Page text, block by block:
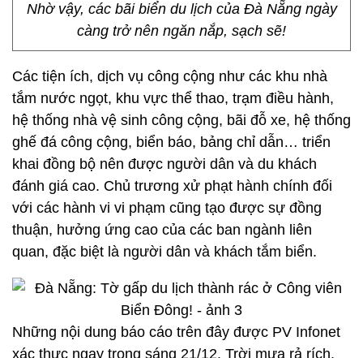
Nhờ vậy, các bãi biển du lịch của Đà Nẵng ngày
càng trở nên ngăn nắp, sạch sẽ!
Các tiện ích, dịch vụ công cộng như các khu nhà
tắm nước ngọt, khu vực thể thao, trạm điều hành,
hệ thống nhà vệ sinh công cộng, bãi đỗ xe, hệ thống
ghế đá công cộng, biển báo, bảng chỉ dẫn… triển
khai đồng bộ nên được người dân và du khách
đánh giá cao. Chủ trương xử phạt hành chính đối
với các hành vi vi phạm cũng tạo được sự đồng
thuận, hưởng ứng cao của các ban ngành liên
quan, đặc biệt là người dân và khách tắm biển.
Những nội dung báo cáo trên đây được PV Infonet
xác thực ngay trong sáng 21/12. Trời mưa rả rích,